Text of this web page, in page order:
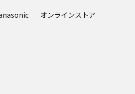
オンラインストア